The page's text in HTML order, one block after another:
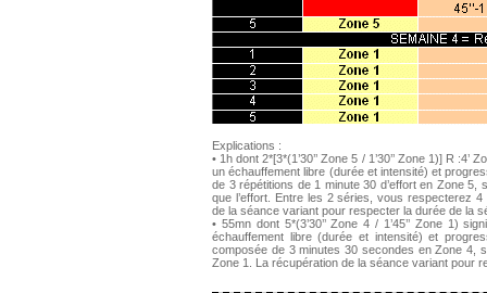
Explications :
• 1h dont 2*[3*(1’30’’ Zone 5 / 1’30’’ Zone 1)] R
un échauffement libre (durée et intensité) et
de 3 répétitions de 1 minute 30 d’effort en Zone
que l’effort. Entre les 2 séries, vous respecterez
de la séance variant pour respecter la durée de la
• 55mn dont 5*(3’30’’ Zone 4 / 1’45’’ Zone 1)
échauffement libre (durée et intensité) et
composée de 3 minutes 30 secondes en Zone 4,
Zone 1. La récupération de la séance variant pour